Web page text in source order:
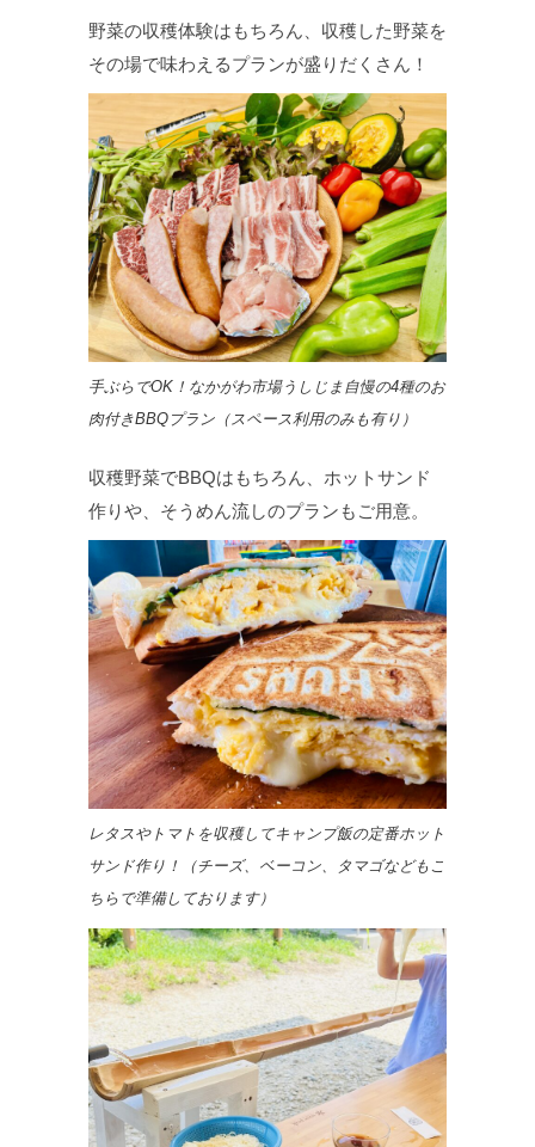
野菜の収穫体験はもちろん、収穫した野菜を
その場で味わえるプランが盛りだくさん！
手ぶらでOK！なかがわ市場うしじま自慢の4種のお
肉付きBBQプラン（スペース利用のみも有り）
収穫野菜でBBQはもちろん、ホットサンド
作りや、そうめん流しのプランもご用意。
レタスやトマトを収穫してキャンプ飯の定番ホット
サンド作り！（チーズ、ベーコン、タマゴなどもこ
ちらで準備しております）